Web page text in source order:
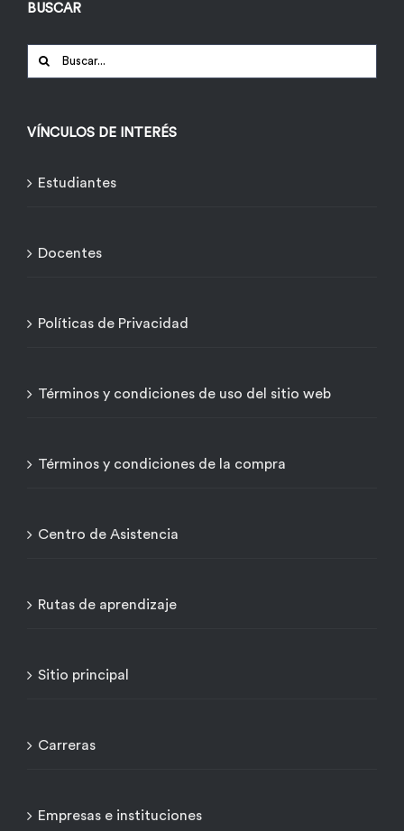
BUSCAR
Buscar:
VÍNCULOS DE INTERÉS
Estudiantes
Docentes
Políticas de Privacidad
Términos y condiciones de uso del sitio web
Términos y condiciones de la compra
Centro de Asistencia
Rutas de aprendizaje
Sitio principal
Carreras
Empresas e instituciones